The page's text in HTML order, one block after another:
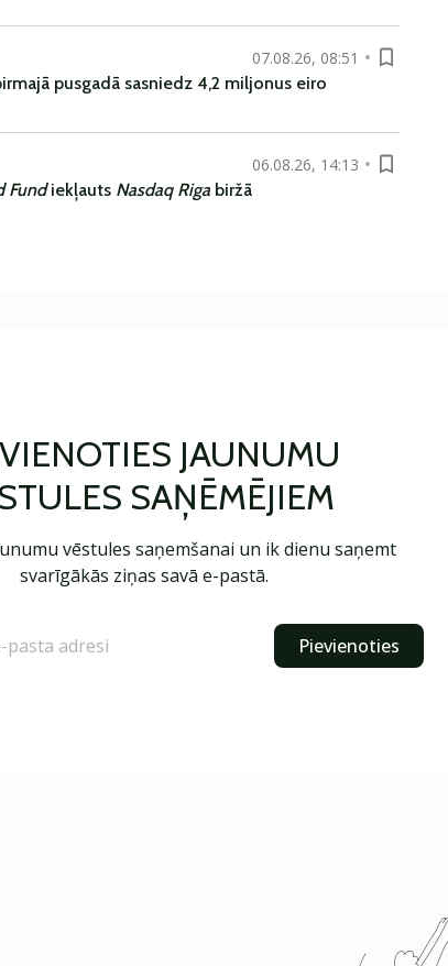
07.08.26, 08:51
pusgadā sasniedz 4,2 miljonus eiro
06.08.26, 14:13
Fundiekļauts Nasdaq Riga biržā
JAUNUMU
SAŅĒMĒJIEM
vēstules saņemšanai un ik dienu saņemt
svarīgākās ziņas savā e-pastā.
Pievienoties